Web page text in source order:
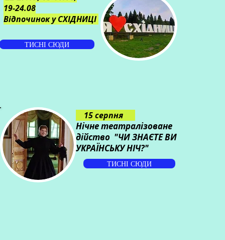
19-24.08
Відпочинок у СХІДНИЦІ
ТИСНІ СЮДИ
15 серпня
Нічне театралізоване
дійство "ЧИ ЗНАЄТЕ ВИ
УКРАЇНСЬКУ НІЧ?"
ТИСНІ СЮДИ